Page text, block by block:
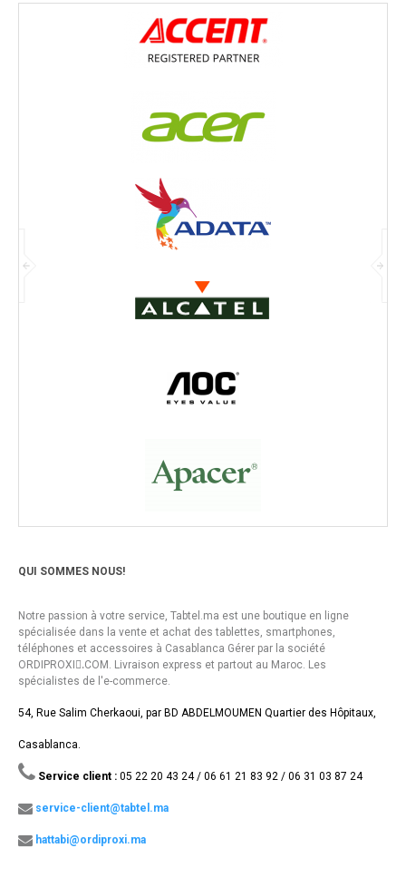
QUI SOMMES NOUS!
Notre passion à votre service, Tabtel.ma est une boutique en ligne
spécialisée dans la vente et achat des tablettes, smartphones,
téléphones et accessoires à Casablanca Gérer par la société
ORDIPROXI.ِCOM. Livraison express et partout au Maroc. Les
spécialistes de l'e-commerce.
54, Rue Salim Cherkaoui, par BD ABDELMOUMEN Quartier des Hôpitaux,
Casablanca.
Service client : 05 22 20 43 24 / 06 61 21 83 92 / 06 31 03 87 24
service-client@tabtel.ma
hattabi@ordiproxi.ma